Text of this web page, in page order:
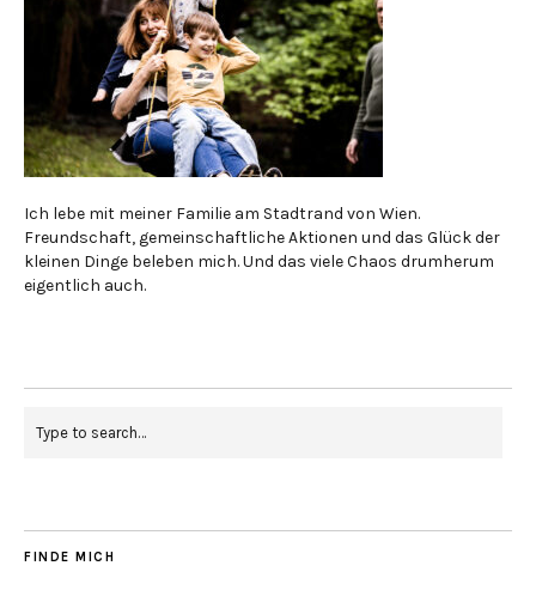
Ich lebe mit meiner Familie am Stadtrand von Wien.
Freundschaft, gemeinschaftliche Aktionen und das Glück der
kleinen Dinge beleben mich. Und das viele Chaos drumherum
eigentlich auch.
FINDE MICH